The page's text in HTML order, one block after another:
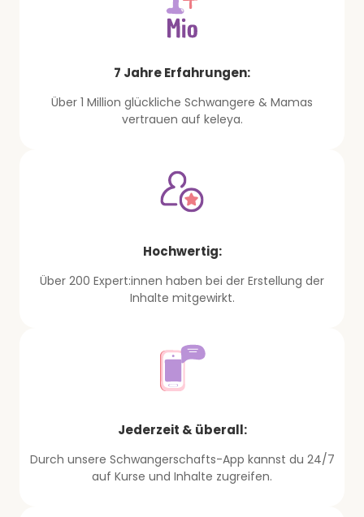
7 Jahre Erfahrungen:
Über 1 Million glückliche Schwangere & Mamas
vertrauen auf keleya.
Hochwertig:
Über 200 Expert:innen haben bei der Erstellung der
Inhalte mitgewirkt.
Jederzeit & überall:
Durch unsere Schwangerschafts-App kannst du 24/7
auf Kurse und Inhalte zugreifen.